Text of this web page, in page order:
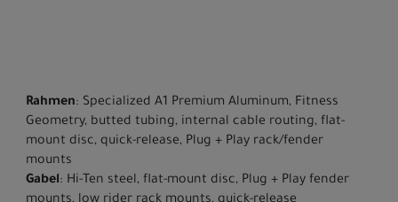
Rahmen: Specialized A1 Premium Aluminum, Fitness
Geometry, butted tubing, internal cable routing, flat-
mount disc, quick-release, Plug + Play rack/fender
mounts
Gabel: Hi-Ten steel, flat-mount disc, Plug + Play fender